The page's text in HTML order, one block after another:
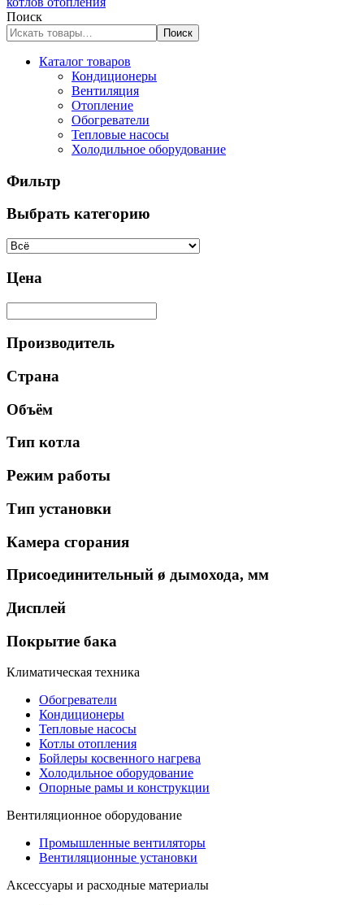
Поиск
Поиск
Каталог товаров
Кондиционеры
Вентиляция
Отопление
Обогреватели
Тепловые насосы
Холодильное оборудование
Фильтр
Выбрать категорию
Цена
Производитель
Страна
Объём
Тип котла
Режим работы
Тип установки
Камера сгорания
Присоединительный ø дымохода, мм
Дисплей
Покрытие бака
Климатическая техника
Обогреватели
Кондиционеры
Тепловые насосы
Котлы отопления
Бойлеры косвенного нагрева
Холодильное оборудование
Опорные рамы и конструкции
Вентиляционное оборудование
Промышленные вентиляторы
Вентиляционные установки
Аксессуары и расходные материалы